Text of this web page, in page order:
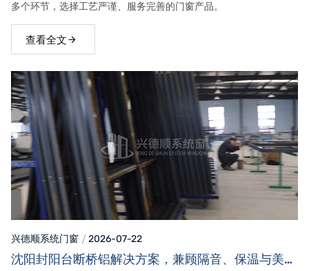
多个环节，选择工艺严谨、服务完善的门窗产品。
查看全文
兴德顺系统门窗 2026-07-22
沈阳封阳台断桥铝解决方案，兼顾隔音、保温与美观